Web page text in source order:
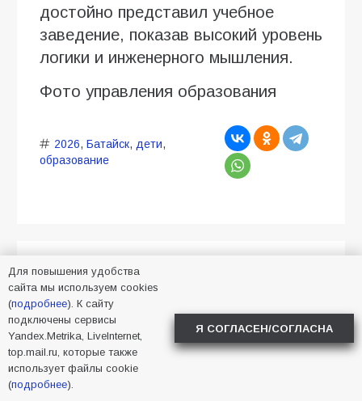
достойно представил учебное
заведение, показав высокий уровень
логики и инженерного мышления.
Фото управления образования
2026, Батайск, дети,
образование
В Батайске продолжается
уборка улиц
05.08.2026
Алена Васнецова
Новости в Батайске
37
Для повышения удобства
сайта мы используем cookies
(подробнее). К сайту
подключены сервисы
Yandex.Metrika, LiveInternet,
top.mail.ru, которые также
использует файлы cookie
(подробнее).
Я СОГЛАСЕН/СОГЛАСНА